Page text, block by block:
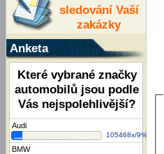
sledování Vaší
zakázky
Anketa
Které vybrané značky
automobilů jsou podle
Vás nejspolehlivější?
Audi
105468x/9%
BMW